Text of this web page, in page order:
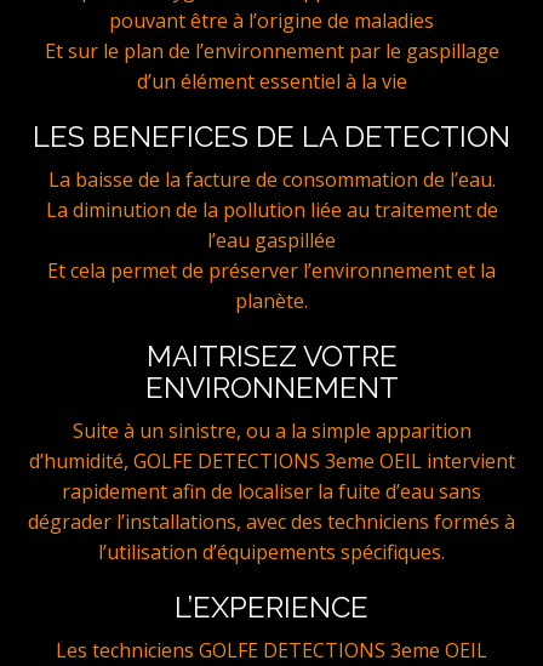
pouvant être à l’origine de maladies
Et sur le plan de l’environnement par le gaspillage
d’un élément essentiel à la vie
LES BENEFICES DE LA DETECTION
La baisse de la facture de consommation de l’eau.
La diminution de la pollution liée au traitement de
l’eau gaspillée
Et cela permet de préserver l’environnement et la
planète.
MAITRISEZ VOTRE
ENVIRONNEMENT
Suite à un sinistre, ou a la simple apparition
d’humidité, GOLFE DETECTIONS 3eme OEIL intervient
rapidement afin de localiser la fuite d’eau sans
dégrader l’installations, avec des techniciens formés à
l’utilisation d’équipements spécifiques.
L’EXPERIENCE
Les techniciens GOLFE DETECTIONS 3eme OEIL